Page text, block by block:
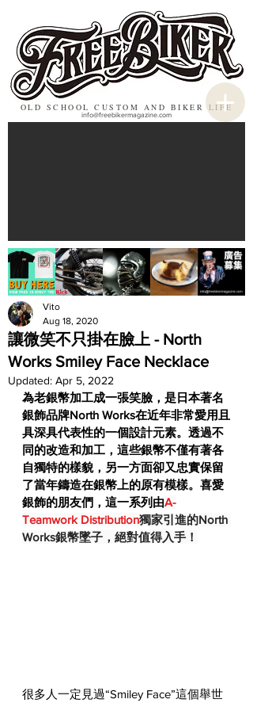
OLD SCHOOL CUSTOM AND BIKER LIFE
info@freebikermagazine.com
讓微笑不只掛在臉上 - North
Works Smiley Face Necklace
Vito
Aug 18, 2020
Updated: Apr 5, 2022
為老銀幣加工成一張笑臉，是日本著名
銀飾品牌North Works在近年非常愛用且
具深具代表性的一個設計元素。透過不
同的改造和加工，這些銀幣不僅有著各
自獨特的樣貌，另一方面卻又忠實保留
了當年鑄造在銀幣上的原有模樣。喜愛
銀飾的朋友們，這一系列由A-
Teamwork Distribution獨家引進的North
Works銀幣墜子，絕對值得入手！
很多人一定見過“Smiley Face”這個舉世